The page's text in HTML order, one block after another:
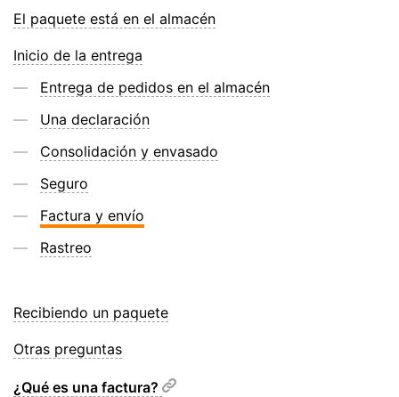
El paquete está en el almacén
Inicio de la entrega
Entrega de pedidos en el almacén
Una declaración
Consolidación y envasado
Seguro
Factura y envío
Rastreo
Recibiendo un paquete
Otras preguntas
¿Qué es una factura?